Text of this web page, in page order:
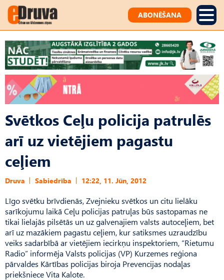
ABONĒŠANA
Svētkos Ceļu policija patrulēs
arī uz vietējiem pagastu
ceļiem
Druva Sabiedrība 12:22, 11. Jūn, 2012
Līgo svētku brīvdienās, Zvejnieku svētkos un citu lielāku
sarīkojumu laikā Ceļu policijas patruļas būs sastopamas ne
tikai lielajās pilsētās un uz galvenajiem valsts autoceļiem, bet
arī uz mazākiem pagastu ceļiem, kur satiksmes uzraudzību
veiks sadarbībā ar vietējiem iecirkņu inspektoriem, “Rietumu
Radio” informēja Valsts policijas (VP) Kurzemes reģiona
pārvaldes Kārtības policijas biroja Prevencijas nodaļas
priekšniece Vita Kalote.